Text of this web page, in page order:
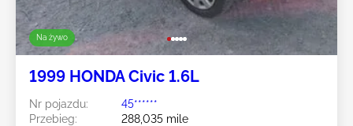
Na żywo
1999 HONDA Civic 1.6L
Nr pojazdu:
45******
Przebieg:
288,035 mile